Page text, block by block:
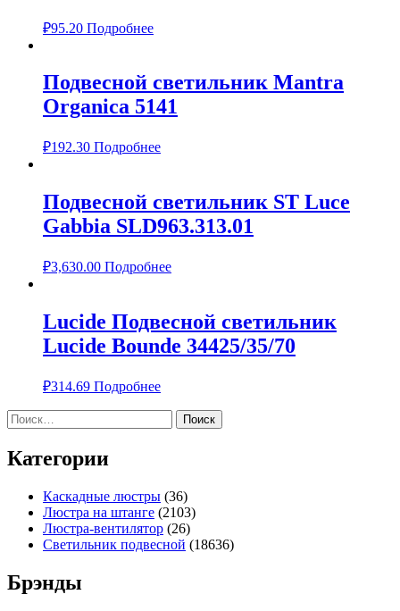
₽95.20 Подробнее
Подвесной светильник Mantra
Organica 5141
₽192.30 Подробнее
Подвесной светильник ST Luce
Gabbia SLD963.313.01
₽3,630.00 Подробнее
Lucide Подвесной светильник
Lucide Bounde 34425/35/70
₽314.69 Подробнее
Найти:
Категории
Каскадные люстры (36)
Люстра на штанге (2103)
Люстра-вентилятор (26)
Светильник подвесной (18636)
Брэнды